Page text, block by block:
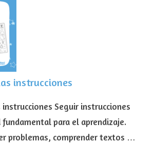
instrucciones
Seguir instrucciones
fundamental para el aprendizaje.
problemas, comprender textos …